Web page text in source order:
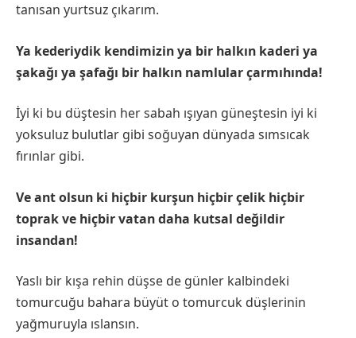
tanısan yurtsuz çıkarım.
Ya kederiydik kendimizin ya bir halkın kaderi ya
şakağı ya şafağı bir halkın namlular çarmıhında!
İyi ki bu düştesin her sabah ışıyan güneştesin iyi ki
yoksuluz bulutlar gibi soğuyan dünyada sımsıcak
fırınlar gibi.
Ve ant olsun ki hiçbir kurşun hiçbir çelik hiçbir
toprak ve hiçbir vatan daha kutsal değildir
insandan!
Yaslı bir kışa rehin düşse de günler kalbindeki
tomurcuğu bahara büyüt o tomurcuk düşlerinin
yağmuruyla ıslansın.